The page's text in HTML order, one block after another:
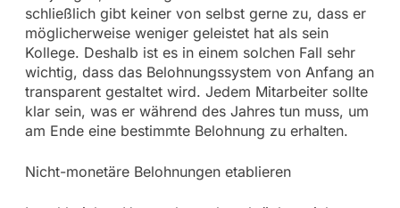
schließlich gibt keiner von selbst gerne zu, dass er
möglicherweise weniger geleistet hat als sein
Kollege. Deshalb ist es in einem solchen Fall sehr
wichtig, dass das Belohnungssystem von Anfang an
transparent gestaltet wird. Jedem Mitarbeiter sollte
klar sein, was er während des Jahres tun muss, um
am Ende eine bestimmte Belohnung zu erhalten.
Nicht-monetäre Belohnungen etablieren